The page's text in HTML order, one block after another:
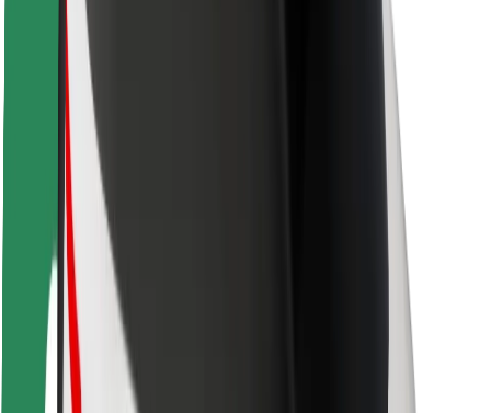
Ciudades
Dónde estamos
Soluciones para las ciudades
Aeropuertos
Estaciones de carga de Bolt
Soporte
Para usuarios